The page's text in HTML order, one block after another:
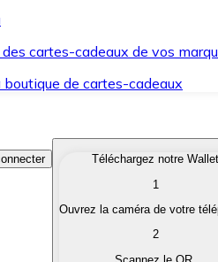
cartes-cadeaux de vos
boutique de cartes-cadeaux
Cryptomonnaies
les cryptomonnaies qui vous
vos cryptomonnaies en
Téléchargez notre Wallet
1
Ouvrez la caméra de votre
2